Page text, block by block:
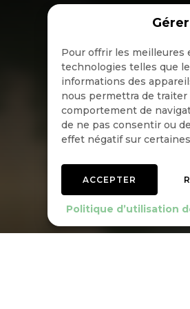
Pour offrir les meilleures
technologies telles que
informations des
nous permettra de
comportement de
de ne pas consentir ou
effet négatif sur
ACCEPTER
Politique d’utilisation
INSCRIPTION
Quotidienne
Hebdo
OK